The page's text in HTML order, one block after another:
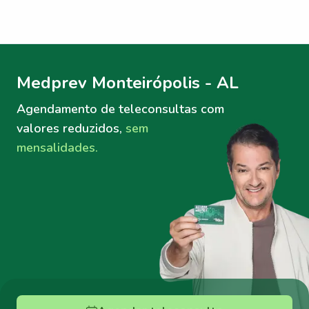
Medprev Monteirópolis - AL
Agendamento de teleconsultas com
valores reduzidos, sem
mensalidades.